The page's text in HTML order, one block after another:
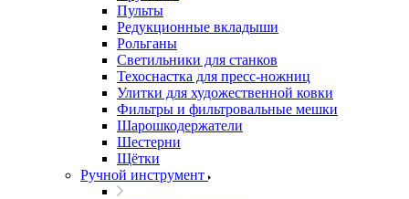
Пульты
Редукционные вкладыши
Рольганы
Светильники для станков
Техоснастка для пресс-ножниц
Улитки для художественной ковки
Фильтры и фильтровальные мешки
Шарошкодержатели
Шестерни
Щётки
Ручной инструмент